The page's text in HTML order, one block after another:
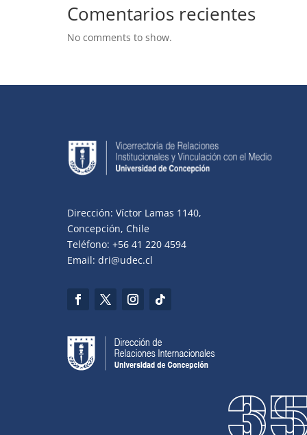
Comentarios recientes
No comments to show.
Dirección: Víctor Lamas 1140,
Concepción, Chile
Teléfono: +56 41 220 4594
Email: dri@udec.cl